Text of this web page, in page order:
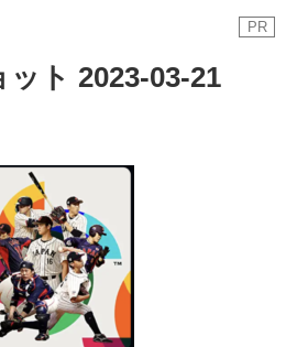
PR
ト 2023-03-21